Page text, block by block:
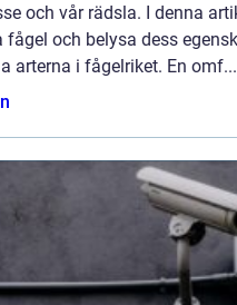
och vår rädsla. I denna
fågel och belysa dess
arterna i fågelriket. En omf...